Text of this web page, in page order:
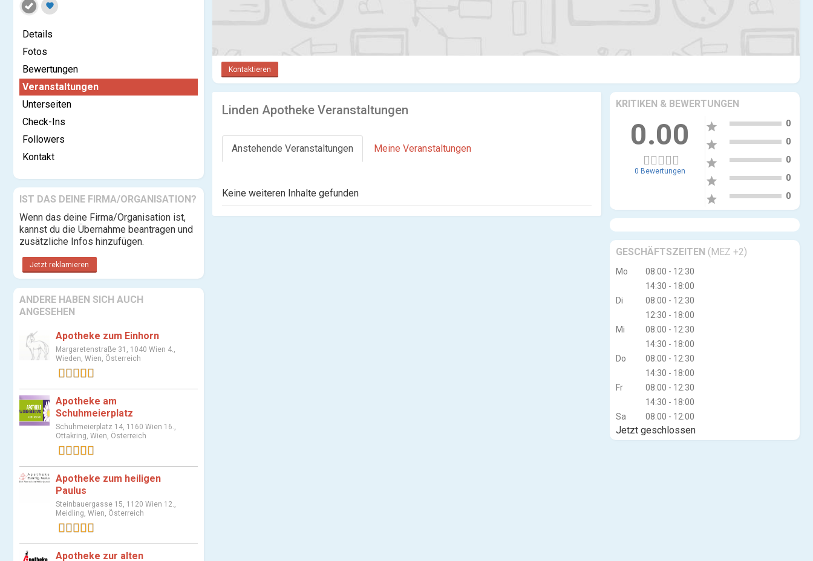
favorite
Details
Fotos
Bewertungen
Veranstaltungen
Unterseiten
Check-Ins
Followers
Kontakt
IST DAS DEINE FIRMA/ORGANISATION?
Wenn das deine Firma/Organisation ist,
kannst du die Übernahme beantragen und
zusätzliche Infos hinzufügen.
Jetzt reklamieren
ANDERE HABEN SICH AUCH
ANGESEHEN
Apotheke zum Einhorn
Margaretenstraße 31, 1040 Wien 4.,
Wieden, Wien, Österreich
Apotheke am
Schuhmeierplatz
Schuhmeierplatz 14, 1160 Wien 16.,
Ottakring, Wien, Österreich
Apotheke zum heiligen
Paulus
Steinbauergasse 15, 1120 Wien 12.,
Meidling, Wien, Österreich
Apotheke zur alten
Kontaktieren
KRITIKEN & BEWERTUNGEN
0.00
0 Bewertungen
star 0
star 0
star 0
star 0
star 0
GESCHÄFTSZEITEN (MEZ +2)
Mo
08:00 - 12:30
14:30 - 18:00
Di
08:00 - 12:30
12:30 - 18:00
Mi
08:00 - 12:30
14:30 - 18:00
Do
08:00 - 12:30
14:30 - 18:00
Fr
08:00 - 12:30
14:30 - 18:00
Sa
08:00 - 12:00
Jetzt geschlossen
Linden Apotheke Veranstaltungen
Anstehende Veranstaltungen Meine Veranstaltungen
Keine weiteren Inhalte gefunden